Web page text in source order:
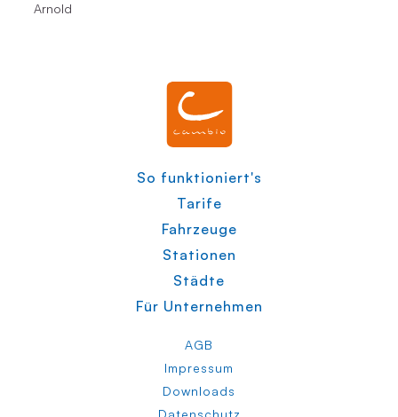
Arnold
So funktioniert's
Tarife
Fahrzeuge
Stationen
Städte
Für Unternehmen
AGB
Impressum
Downloads